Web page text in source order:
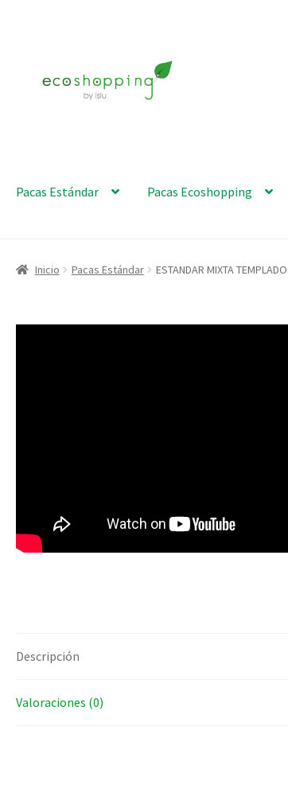
Pacas Estándar Pacas Ecoshopping
Inicio Pacas Estándar ESTANDAR MIXTA
Descripción
Valoraciones (0)